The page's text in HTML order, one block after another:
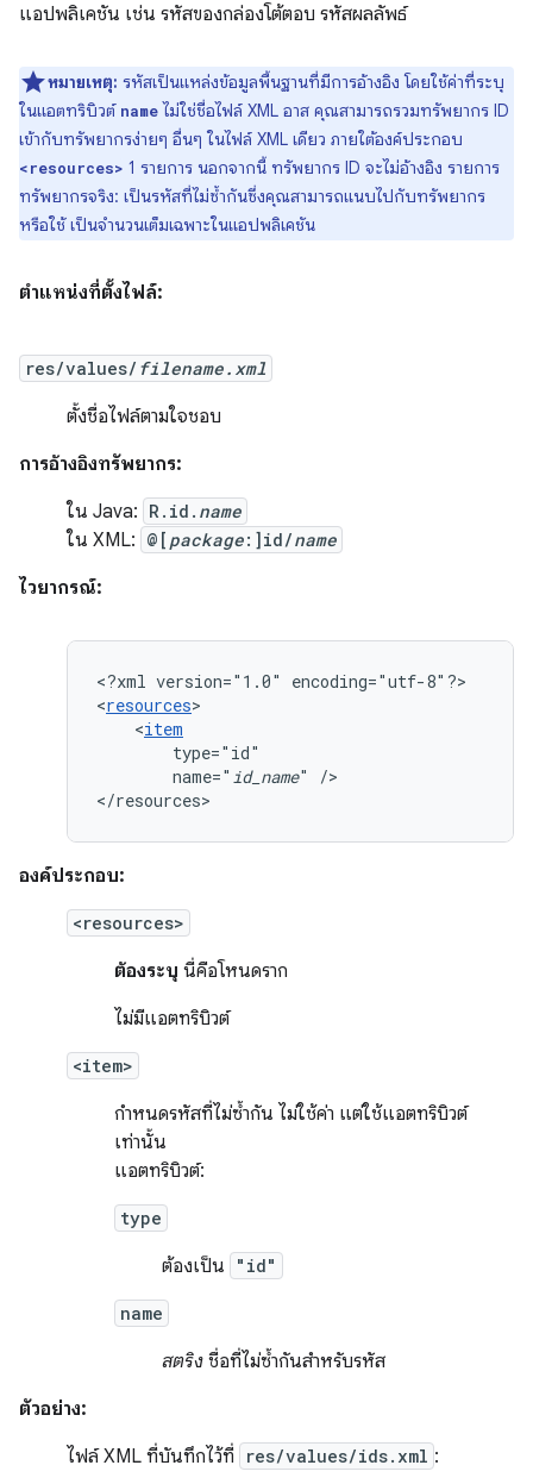
แอปพลิเคชัน เช่น รหัสของกล่องโต้ตอบ รหัสผลลัพธ์
หมายเหตุ: รหัสเป็นแหล่งข้อมูลพื้นฐานที่มีการอ้างอิง โดยใช้ค่าที่ระบุ
ในแอตทริบิวต์ name ไม่ใช่ชื่อไฟล์ XML อาส คุณสามารถรวมทรัพยากร ID
เข้ากับทรัพยากรง่ายๆ อื่นๆ ในไฟล์ XML เดียว ภายใต้องค์ประกอบ
<resources> 1 รายการ นอกจากนี้ ทรัพยากร ID จะไม่อ้างอิง รายการ
ทรัพยากรจริง: เป็นรหัสที่ไม่ซ้ำกันซึ่งคุณสามารถแนบไปกับทรัพยากร
หรือใช้ เป็นจำนวนเต็มเฉพาะในแอปพลิเคชัน
ตำแหน่งที่ตั้งไฟล์:
res/values/ filename.xml
ตั้งชื่อไฟล์ตามใจชอบ
การอ้างอิงทรัพยากร:
ใน Java: R.id. name
ใน XML: @[ package:]id/name
ไวยากรณ์:
<?xml version="1.0"
encoding="utf-8"?>
<resources
<item
name=" id_name"
/>
</resources>
องค์ประกอบ:
<resources>
ต้องระบุ นี่คือโหนดราก
ไม่มีแอตทริบิวต์
<item>
กำหนดรหัสที่ไม่ซ้ำกัน ไม่ใช้ค่า แต่ใช้แอตทริบิวต์
เท่านั้น
แอตทริบิวต์:
type
ต้องเป็น "id"
name
สตริง ชื่อที่ไม่ซ้ำกันสำหรับรหัส
ตัวอย่าง:
ไฟล์ XML ที่บันทึกไว้ที่ res/values/ids.xml :